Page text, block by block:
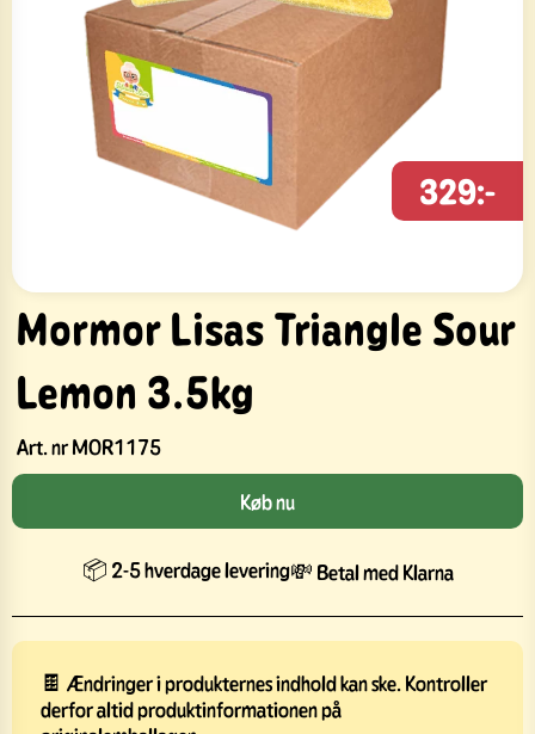
Mormor Lisas Triangle Sour
Lemon 3.5kg
Art. nrMOR1175
329:-
Køb nu
📦 2-5 hverdage levering💸 Betal med Klarna
🍫 Ændringer i produkternes indhold kan ske. Kontroller
derfor altid produktinformationen på